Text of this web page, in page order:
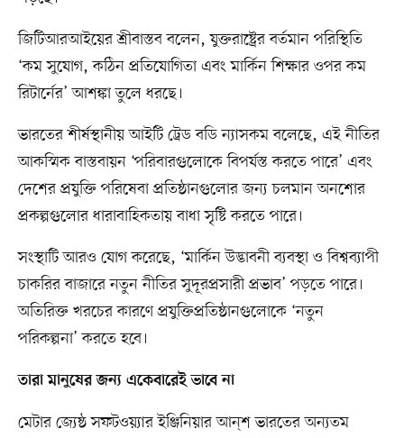
জিটিআরআইয়ের শ্রীবাস্তব বলেন, যুক্তরাষ্ট্রের বর্তমান পরিস্থিতি
‘কম সুযোগ, কঠিন প্রতিযোগিতা এবং মার্কিন শিক্ষার ওপর কম
রিটার্নের’ আশঙ্কা তুলে ধরছে।
ভারতের শীর্ষস্থানীয় আইটি ট্রেড বডি ন্যাসকম বলেছে, এই নীতির
আকস্মিক বাস্তবায়ন ‘পরিবারগুলোকে বিপর্যস্ত করতে পারে’ এবং
দেশের প্রযুক্তি পরিষেবা প্রতিষ্ঠানগুলোর জন্য চলমান অনশোর
প্রকল্পগুলোর ধারাবাহিকতায় বাধা সৃষ্টি করতে পারে।
সংস্থাটি আরও যোগ করেছে, ‘মার্কিন উদ্ভাবনী ব্যবস্থা ও বিশ্বব্যাপী
চাকরির বাজারে নতুন নীতির সুদূরপ্রসারী প্রভাব’ পড়তে পারে।
অতিরিক্ত খরচের কারণে প্রযুক্তিপ্রতিষ্ঠানগুলোকে ‘নতুন
পরিকল্পনা’ করতে হবে।
তারা মানুষের জন্য একেবারেই ভাবে না
মেটার জ্যেষ্ঠ সফটওয়্যার ইঞ্জিনিয়ার আন্‌শ ভারতের অন্যতম